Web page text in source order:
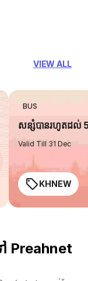
VIEW ALL
BUS
សន្សំបានរហូតដល់
Valid Till 31 Dec
KHNEW
Preahnet